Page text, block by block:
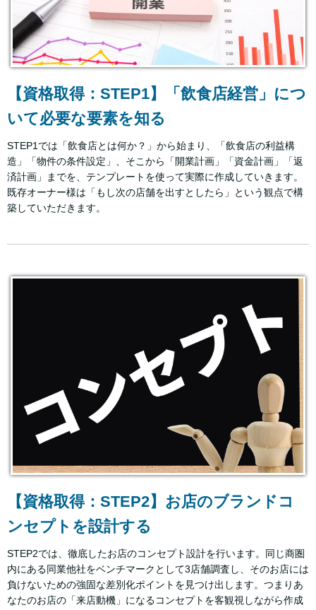
【資格取得：STEP1】「飲食店経営」につ
いて必要な要素を知る
STEP1では「飲食店とは何か？」から始まり、「飲食店の利益構
造」「物件の条件設定」、そこから「開業計画」「資金計画」「返
済計画」までを、テンプレートを使って実際に作成していきます。
既存オーナー様は「もし次の店舗を出すとしたら」という観点で構
築していただきます。
【資格取得：STEP2】お店のブランドコ
ンセプトを設計する
STEP2では、徹底したお店のコンセプト設計を行います。同じ商圏
内にある同業他社をベンチマークとして3店舗調査し、そのお店には
負けないための強固な差別化ポイントを見つけ出します。つまりあ
なたのお店の「来店動機」になるコンセプトを客観視しながら作成